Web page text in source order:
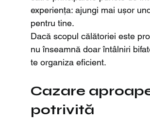
experiența: ajungi mai ușor
pentru tine.
Dacă scopul călătoriei este
nu înseamnă doar întâlniri
te organiza eficient.
Cazare
potrivită